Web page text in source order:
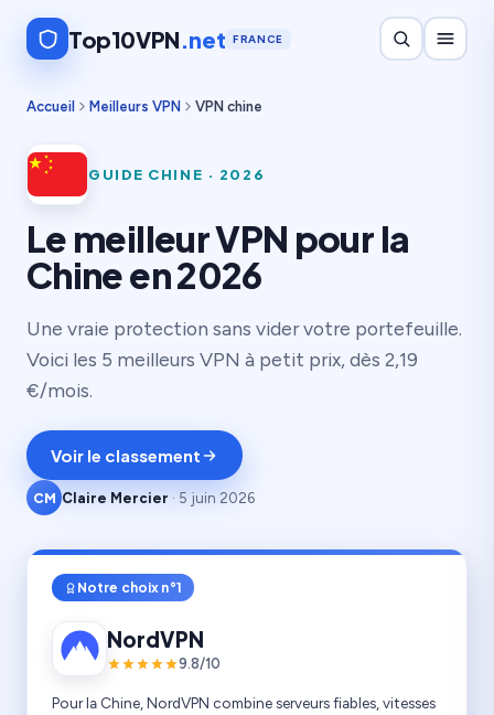
Top10VPN.net FRANCE
Accueil Meilleurs VPN VPN chine
GUIDE CHINE · 2026
Le meilleur VPN pour la
Chine en 2026
Une vraie protection sans vider votre portefeuille.
Voici les 5 meilleurs VPN à petit prix, dès 2,19
€/mois.
Voir le classement
CM Claire Mercier · 5 juin 2026
Notre choix n°1
NordVPN
9.8/10
Pour la Chine, NordVPN combine serveurs fiables, vitesses